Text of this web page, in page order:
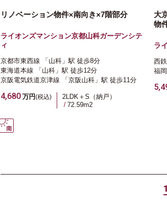
リノベーション物件×南向き×7階部分
ライオンズマンション京都山科ガーデンシテ
ィ
京都市東西線 「山科」駅 徒歩8分
東海道本線
「山科」駅 徒歩12分
京阪電気鉄道京津線
「京阪山科」駅 徒歩11分
4,680 万円(税込)
2LDK＋S（納戸）
72.59m2
大
物
ラ
西
福
1